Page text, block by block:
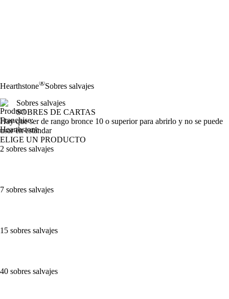
Hearthstone®Sobres salvajes
Sobres salvajes
SOBRES DE CARTAS
Product Notification
Hay que ser de rango bronce 10 o superior para abrirlo y no se puede
usar en estándar
ELIGE UN PRODUCTO
2 sobres salvajes
7 sobres salvajes
15 sobres salvajes
40 sobres salvajes